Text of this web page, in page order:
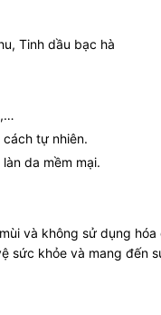
Tinh dầu bạc hà
tự nhiên.
da mềm mại.
và không sử dụng
sức khỏe và mang đến